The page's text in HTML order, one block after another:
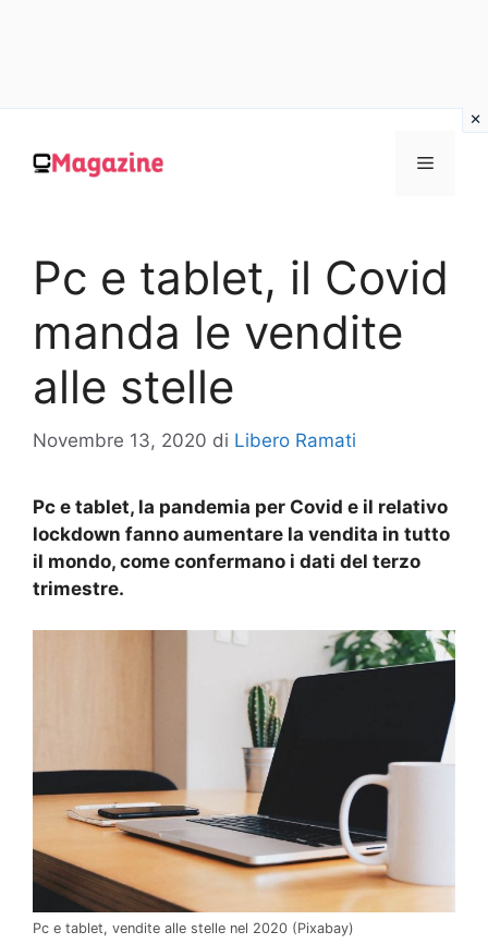
contenuto
MENU
Pc e tablet, il Covid
manda le vendite
alle stelle
Novembre 13, 2020 di Libero Ramati
Pc e tablet, la pandemia per Covid e il relativo
lockdown fanno aumentare la vendita in tutto
il mondo, come confermano i dati del terzo
trimestre.
Pc e tablet, vendite alle stelle nel 2020 (Pixabay)